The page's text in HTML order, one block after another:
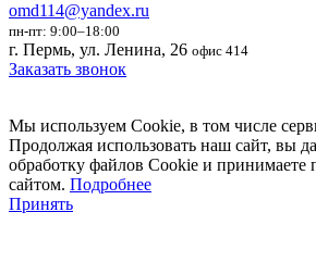
omd114@yandex.ru
пн-пт: 9:00–18:00
г. Пермь, ул. Ленина, 26 офис 414
Заказать звонок
Мы используем Cookie, в том числе
Продолжая использовать наш сайт, вы
обработку файлов Cookie и принимаете
сайтом. Подробнее
Принять